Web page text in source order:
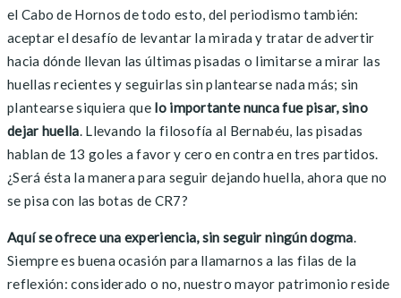
el Cabo de Hornos de todo esto, del periodismo también:
aceptar el desafío de levantar la mirada y tratar de advertir
hacia dónde llevan las últimas pisadas o limitarse a mirar las
huellas recientes y seguirlas sin plantearse nada más; sin
plantearse siquiera que lo importante nunca fue pisar, sino
dejar huella. Llevando la filosofía al Bernabéu, las pisadas
hablan de 13 goles a favor y cero en contra en tres partidos.
¿Será ésta la manera para seguir dejando huella, ahora que no
se pisa con las botas de CR7?
Aquí se ofrece una experiencia, sin seguir ningún dogma.
Siempre es buena ocasión para llamarnos a las filas de la
reflexión: considerado o no, nuestro mayor patrimonio reside